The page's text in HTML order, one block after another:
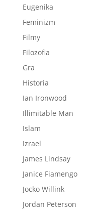
Eugenika
Feminizm
Filmy
Filozofia
Gra
Historia
Ian Ironwood
Illimitable Man
Islam
Izrael
James Lindsay
Janice Fiamengo
Jocko Willink
Jordan Peterson